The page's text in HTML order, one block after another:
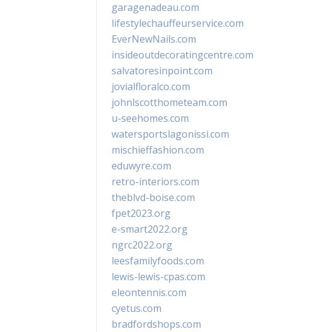
garagenadeau.com
lifestylechauffeurservice.com
EverNewNails.com
insideoutdecoratingcentre.com
salvatoresinpoint.com
jovialfloralco.com
johnlscotthometeam.com
u-seehomes.com
watersportslagonissi.com
mischieffashion.com
eduwyre.com
retro-interiors.com
theblvd-boise.com
fpet2023.org
e-smart2022.org
ngrc2022.org
leesfamilyfoods.com
lewis-lewis-cpas.com
eleontennis.com
cyetus.com
bradfordshops.com